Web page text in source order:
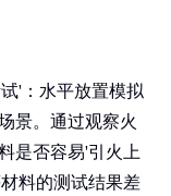
'：水平放置模拟
景。通过观察火
是否容易'引火上
料的测试结果差